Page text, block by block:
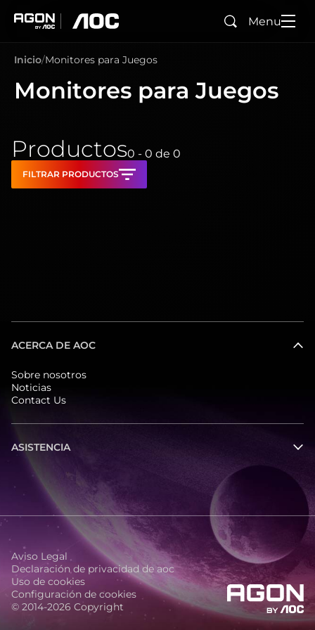
BuscarMenu
Inicio Monitores para Juegos
Monitores para Juegos
Productos0 - 0 de 0
FILTRAR PRODUCTOS
ACERCA DE AOC
Sobre nosotros
Noticias
Contact Us
ASISTENCIA
© 2014-2026 Copyright
Aviso Legal
Declaración de privacidad de aoc
Uso de cookies
Configuración de cookies
agon